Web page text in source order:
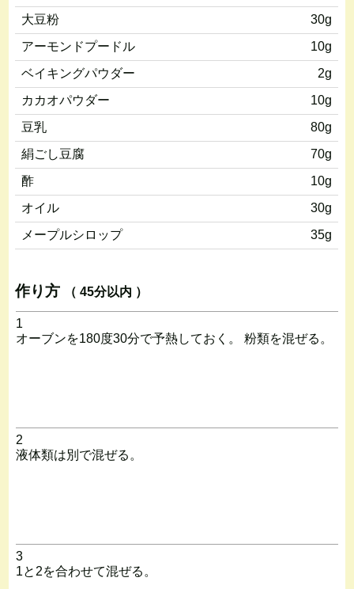
大豆粉
30g
アーモンドプードル
10g
ベイキングパウダー
2g
カカオパウダー
10g
豆乳
80g
絹ごし豆腐
70g
酢
10g
オイル
30g
メープルシロップ
35g
作り方 （ 45分以内 ）
1
オーブンを180度30分で予熱しておく。 粉類を混ぜる。
2
液体類は別で混ぜる。
3
1と2を合わせて混ぜる。